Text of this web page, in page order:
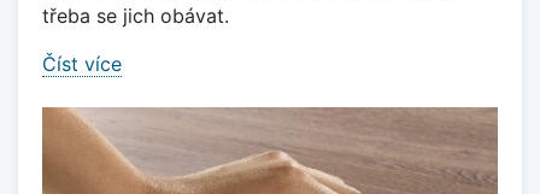
třeba se jich obávat.
Číst více